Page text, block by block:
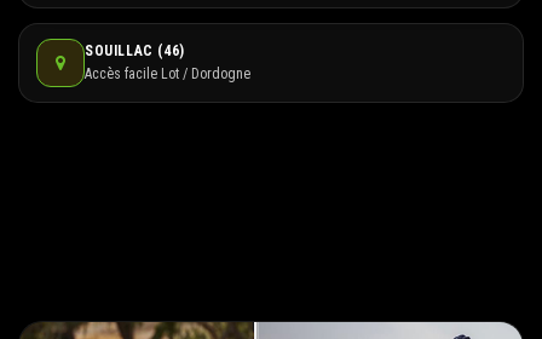
SOUILLAC (46)
Accès facile Lot / Dordogne